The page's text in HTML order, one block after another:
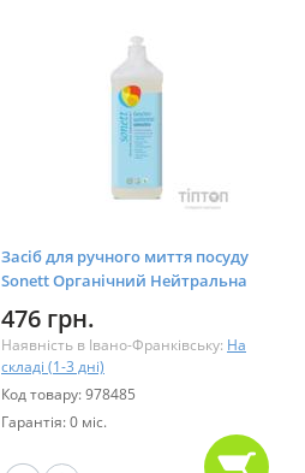
Засіб для ручного миття посуду
Sonett Органічний Нейтральна
476 грн.
Наявність в Івано-Франківську: На
складі (1-3 дні)
Код товару: 978485
Гарантія: 0 міс.